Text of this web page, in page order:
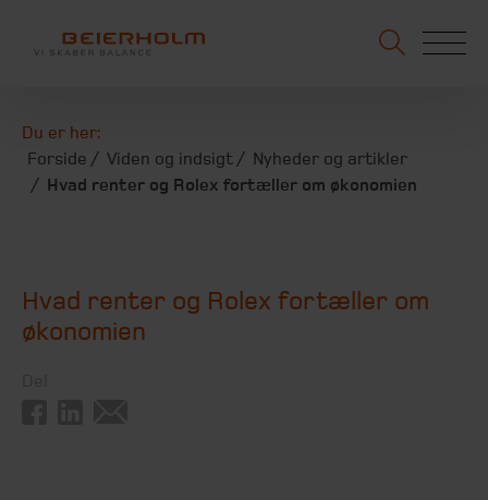
Du er her:
Forside
Viden og indsigt
Nyheder og artikler
Hvad renter og Rolex fortæller om økonomien
Hvad renter og Rolex fortæller om
økonomien